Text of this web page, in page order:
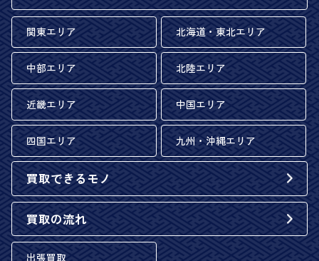
関東エリア 北海道・東北エリア
中部エリア 北陸エリア
近畿エリア 中国エリア
四国エリア 九州・沖縄エリア
買取できるモノ
買取の流れ
出張買取